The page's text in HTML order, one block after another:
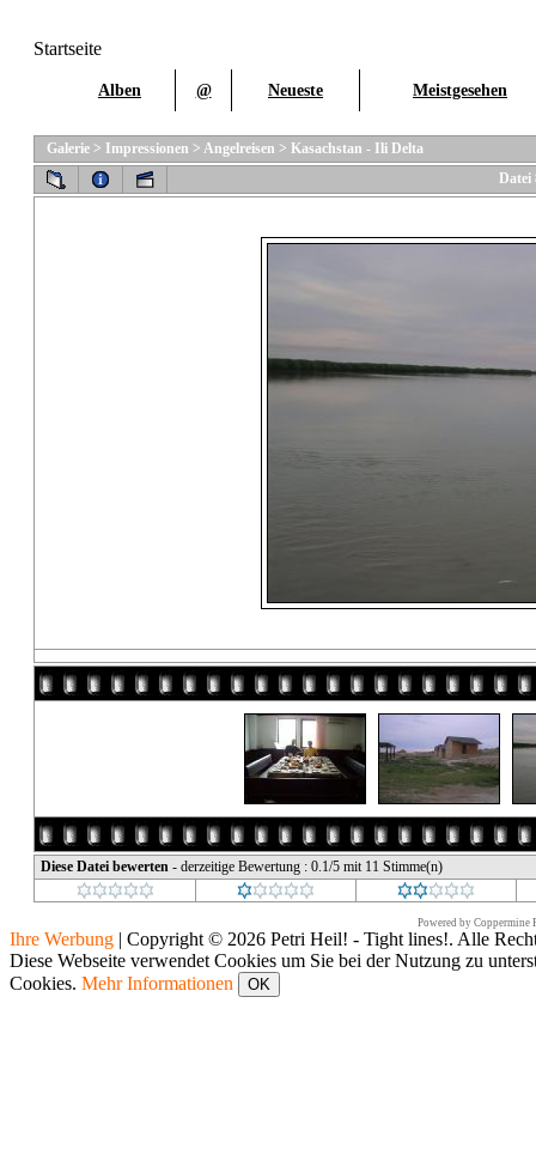
Startseite
Alben @ Neueste Meistgesehen
Galerie > Impressionen > Angelreisen > Kasachstan - Ili Delta
Datei
Diese Datei bewerten - derzeitige Bewertung : 0.1/5 mit 11 Stimme(n)
Powered by Coppermine
Ihre Werbung | Copyright © 2026 Petri Heil! - Tight lines!. Alle
Diese Webseite verwendet Cookies um Sie bei der Nutzung zu
Cookies. Mehr Informationen OK